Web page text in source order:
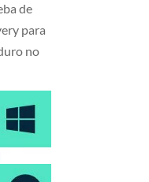
de
para
no